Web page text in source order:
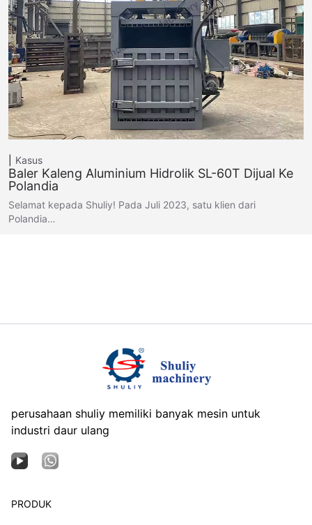
Kasus
Baler Kaleng Aluminium Hidrolik SL-60T Dijual Ke
Polandia
Selamat kepada Shuliy! Pada Juli 2023, satu klien dari
Polandia…
perusahaan shuliy memiliki banyak mesin untuk
industri daur ulang
PRODUK